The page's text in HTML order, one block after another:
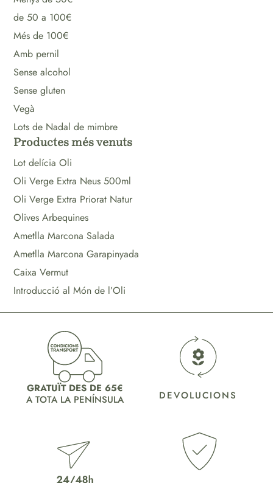
de 50 a 100€
Més de 100€
Amb pernil
Sense alcohol
Sense gluten
Vegà
Lots de Nadal de mimbre
Productes més venuts
Lot delícia Oli
Oli Verge Extra Neus 500ml
Oli Verge Extra Priorat Natur
Olives Arbequines
Ametlla Marcona Salada
Ametlla Marcona Garapinyada
Caixa Vermut
Introducció al Món de l’Oli
GRATUÏT DES DE 65€
A TOTA LA PENÍNSULA
DEVOLUCIONS